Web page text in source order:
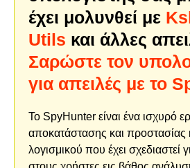
έχει μολυνθεί με
Utils και άλλες
Σαρώστε τον
για απειλές με το
Το SpyHunter είναι ένα ισχυρό
αποκατάστασης και προστασίας
λογισμικού που έχει σχεδιαστεί